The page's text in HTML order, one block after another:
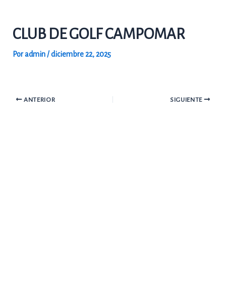
contenidoCLUB DE GOLF CAMPOMAR
Poradmin /diciembre 22, 2025
ANTERIOR SIGUIENTE